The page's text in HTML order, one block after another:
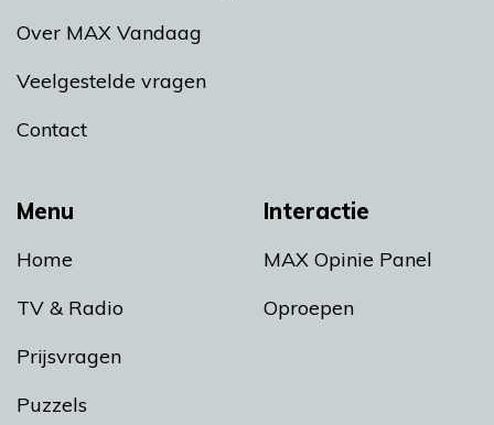
Menu
Home
TV & Radio
Prijsvragen
Puzzels
Interactie
MAX Opinie Panel
Oproepen
Over MAX Vandaag
Veelgestelde vragen
Contact